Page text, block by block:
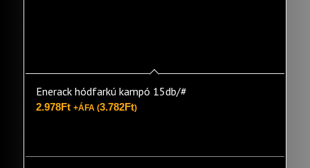
Enerack hódfarkú kampó 15db/#
2.978Ft +ÁFA (3.782Ft)